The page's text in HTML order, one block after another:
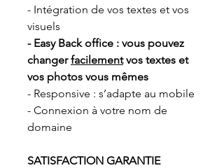
- Intégration de vos textes et vos
visuels
- Easy Back office : vous pouvez
changerfacilementvos textes et
vos photos vous mêmes
- Responsive : s’adapte au mobile
- Connexion à votre nom de
domaine
SATISFACTION GARANTIE